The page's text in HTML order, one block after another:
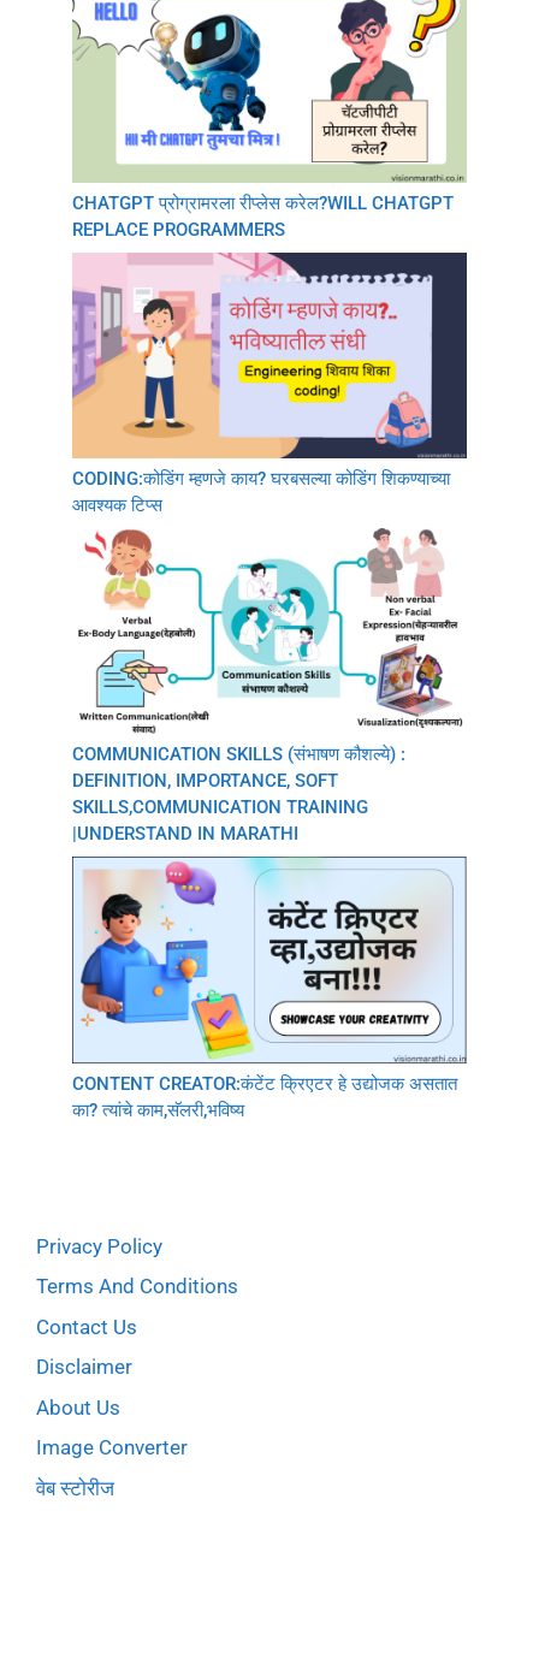
CHATGPT प्रोग्रामरला रीप्लेस करेल?WILL CHATGPT
REPLACE PROGRAMMERS
CODING:कोडिंग म्हणजे काय? घरबसल्या कोडिंग शिकण्याच्या
आवश्यक टिप्स
COMMUNICATION SKILLS (संभाषण कौशल्ये) :
DEFINITION, IMPORTANCE, SOFT
SKILLS,COMMUNICATION TRAINING
|UNDERSTAND IN MARATHI
CONTENT CREATOR:कंटेंट क्रिएटर हे उद्योजक असतात
का? त्यांचे काम,सॅलरी,भविष्य
Privacy Policy
Terms And Conditions
Contact Us
Disclaimer
About Us
Image Converter
वेब स्टोरीज